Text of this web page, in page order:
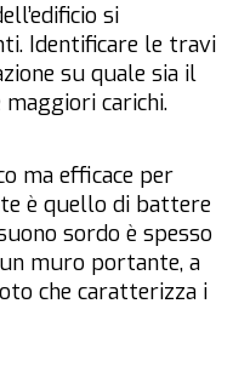
si
Identificare le travi
su quale sia il
carichi.
ma efficace per
è quello di battere
sordo è spesso
muro portante, a
che caratterizza i